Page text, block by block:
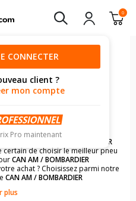
0
CONNECTER
client ?
mon compte
Pro maintenant
POUR
/
de votre
CAN AM / BOMBARDIER
certain de choisir le meilleur pneu
CAN AM / BOMBARDIER
achat ? Choisissez parmi notre
CAN AM / BOMBARDIER
quad ou du pneu arrière quad de
plus